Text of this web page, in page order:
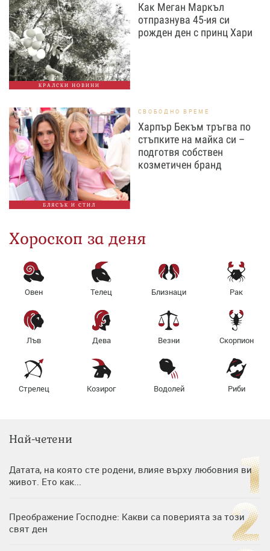
КРАЛСКИ НОВИНИ
Как Меган Маркъл
отпразнува 45-ия си
рожден ден с принц Хари
БЛЯСЪК И СТИЛ
СВОБОДНО ВРЕМЕ
Харпър Бекъм тръгва по
стъпките на майка си –
подготвя собствен
козметичен бранд
Хороскоп за деня
Овен Телец Близнаци Рак
Лъв Дева Везни Скорпион
Стрелец Козирог Водолей Риби
Най-четени
Датата, на която сте родени, влияе върху любовния ви
живот. Ето как...
Преображение Господне: Какви са поверията за този
свят ден